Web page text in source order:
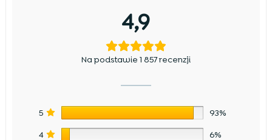
4,9
Na podstawie 1 857 recenzji
5 93%
4 6%